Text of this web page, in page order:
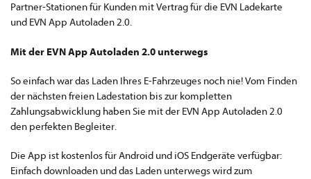
Partner-Stationen für Kunden mit Vertrag für die EVN Ladekarte
und EVN App Autoladen 2.0.
Mit der EVN App Autoladen 2.0 unterwegs
So einfach war das Laden Ihres E-Fahrzeuges noch nie! Vom Finden
der nächsten freien Ladestation bis zur kompletten
Zahlungsabwicklung haben Sie mit der EVN App Autoladen 2.0
den perfekten Begleiter.
Die App ist kostenlos für Android und iOS Endgeräte verfügbar:
Einfach downloaden und das Laden unterwegs wird zum